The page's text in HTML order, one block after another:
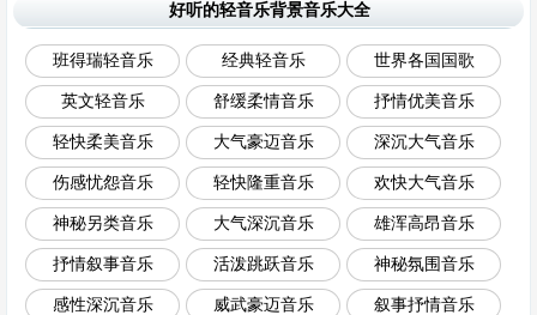
好听的轻音乐背景音乐大全
班得瑞轻音乐 经典轻音乐 世界各国国歌
英文轻音乐 舒缓柔情音乐 抒情优美音乐
轻快柔美音乐 大气豪迈音乐 深沉大气音乐
伤感忧怨音乐 轻快隆重音乐 欢快大气音乐
神秘另类音乐 大气深沉音乐 雄浑高昂音乐
抒情叙事音乐 活泼跳跃音乐 神秘氛围音乐
感性深沉音乐 威武豪迈音乐 叙事抒情音乐